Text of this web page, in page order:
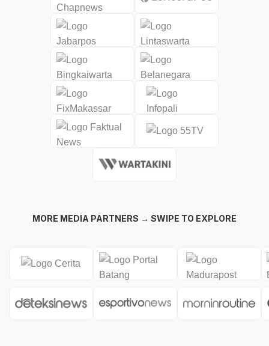
MORE MEDIA PARTNERS → SWIPE TO EXPLORE